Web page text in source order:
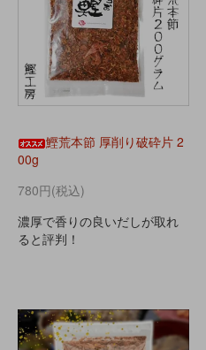
鰹荒本節 厚削り破砕片 2
00g
780円(税込)
濃厚で香りの良いだしが取れ
ると評判！